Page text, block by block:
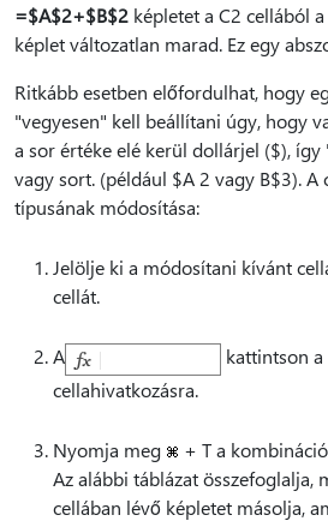
=$A$2+$B$2 képletet a C2 cellából
képlet változatlan marad. Ez egy
Ritkább esetben előfordulhat, hogy
"vegyesen" kell beállítani úgy, hogy
a sor értéke elé kerül dollárjel ($),
vagy sort. (például $A 2 vagy B$3). A
típusának módosítása:
Jelölje ki a módosítani kívánt
cellát.
A
kattintson
cellahivatkozásra.
Nyomja meg
+ T a
Az alábbi táblázat összefoglalja,
cellában lévő képletet másolja,